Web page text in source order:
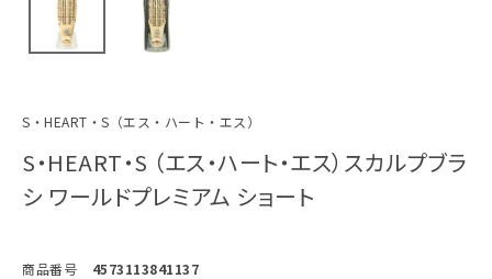
S・HEART・S（エス・ハート・エス）
S・HEART・S （エス・ハート・エス）スカルプブラ
シ ワールドプレミアム ショート
商品番号 4573113841137